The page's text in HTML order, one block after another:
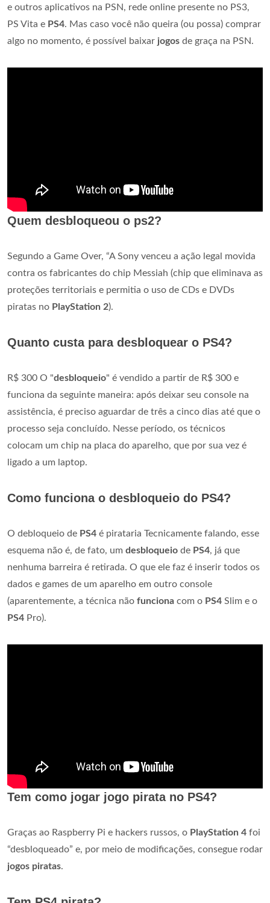
e outros aplicativos na PSN, rede online presente no PS3,
PS Vita e PS4. Mas caso você não queira (ou possa) comprar
algo no momento, é possível baixar jogos de graça na PSN.
Quem desbloqueou o ps2?
Segundo a Game Over, “A Sony venceu a ação legal movida
contra os fabricantes do chip Messiah (chip que eliminava as
proteções territoriais e permitia o uso de CDs e DVDs
piratas no PlayStation 2).
Quanto custa para desbloquear o PS4?
R$ 300 O "desbloqueio" é vendido a partir de R$ 300 e
funciona da seguinte maneira: após deixar seu console na
assistência, é preciso aguardar de três a cinco dias até que o
processo seja concluído. Nesse período, os técnicos
colocam um chip na placa do aparelho, que por sua vez é
ligado a um laptop.
Como funciona o desbloqueio do PS4?
O debloqueio de PS4 é pirataria Tecnicamente falando, esse
esquema não é, de fato, um desbloqueio de PS4, já que
nenhuma barreira é retirada. O que ele faz é inserir todos os
dados e games de um aparelho em outro console
(aparentemente, a técnica não funciona com o PS4 Slim e o
PS4 Pro).
Tem como jogar jogo pirata no PS4?
Graças ao Raspberry Pi e hackers russos, o PlayStation 4 foi
“desbloqueado” e, por meio de modificações, consegue rodar
jogos piratas.